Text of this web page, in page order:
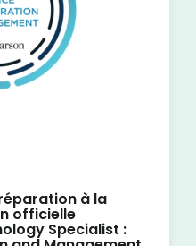
à la
officielle
Specialist :